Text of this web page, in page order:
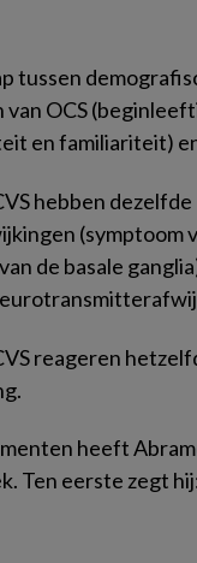
tussen
van OCS
en familiariteit)
hebben dezelfde
(symptoom
de basale
reageren
heeft
Ten eerste zegt